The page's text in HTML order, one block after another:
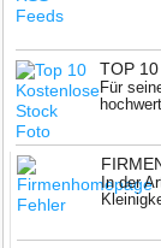
TOP
Für
In der